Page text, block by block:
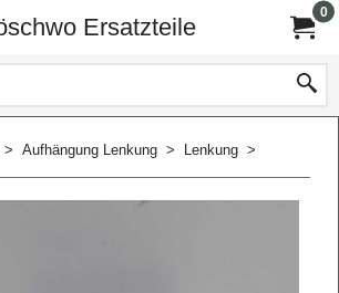
Ersatzteile
0
> Aufhängung Lenkung > Lenkung >